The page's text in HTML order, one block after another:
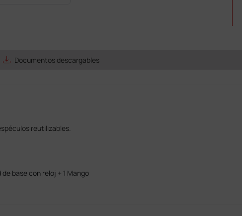
save_alt Documentos descargables
reutilizables.
base con reloj + 1 Mango